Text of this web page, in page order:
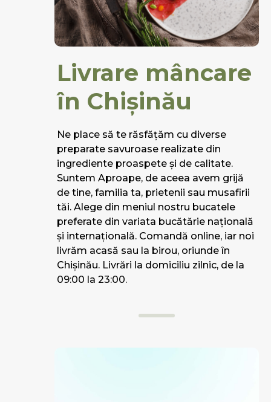
Livrare mâncare
în Chișinău
Ne place să te răsfățăm cu diverse
preparate savuroase realizate din
ingrediente proaspete și de calitate.
Suntem Aproape, de aceea avem grijă
de tine, familia ta, prietenii sau musafirii
tăi. Alege din meniul nostru bucatele
preferate din variata bucătărie națională
și internațională. Comandă online, iar noi
livrăm acasă sau la birou, oriunde în
Chișinău. Livrări la domiciliu zilnic, de la
09:00 la 23:00.